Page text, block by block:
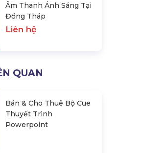
Vị Bán & Cho Thuê
Liên hệ
Âm Thanh Ánh Sáng Tại
Đồng Tháp
Liên hệ
QUAN
Bán & Cho Thuê Bộ Cue
Thuyết Trình
Powerpoint